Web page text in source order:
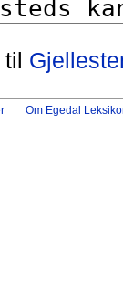
til
Om Egedal